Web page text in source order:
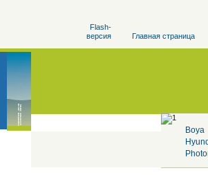
Flash-
версия
Главная страница
Boya